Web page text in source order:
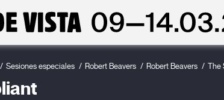
Sesiones especiales Robert Beavers Robert Beavers The